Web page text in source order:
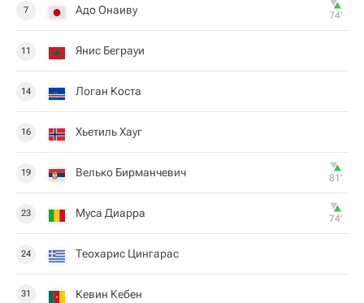
7 Адо Онаиву 74‎’‎
11 Янис Беграуи
14 Логан Коста
16 Хьетиль Хауг
19 Велько Бирманчевич 81‎’‎
23 Муса Диарра 74‎’‎
24 Теохарис Цингарас
31 Кевин Кебен